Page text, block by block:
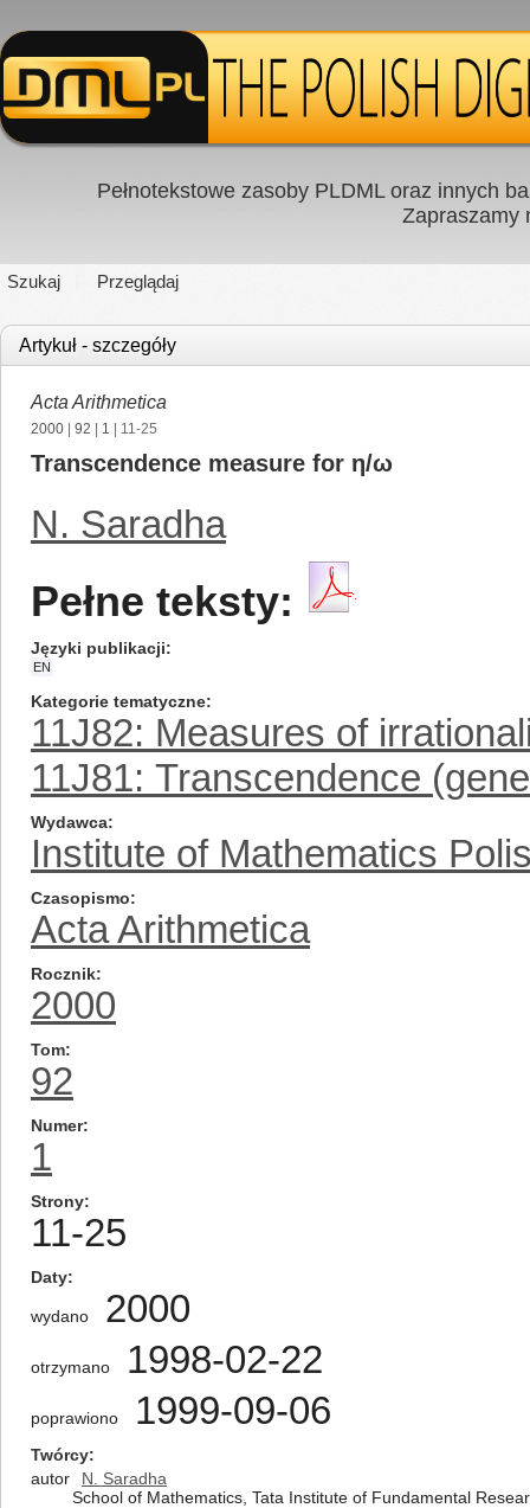
Pełnotekstowe zasoby PLDML oraz innych
Zapraszamy
Szukaj Przeglądaj
Artykuł - szczegóły
Acta Arithmetica
2000 92 1 | 11-25
Transcendence measure for η/ω
N. Saradha
Pełne teksty:
Języki publikacji
EN
Kategorie tematyczne
11J82: Measures of
11J81: Transcendence
Wydawca
Institute of Mathematics
Czasopismo
Acta Arithmetica
Rocznik
2000
Tom
92
Numer
1
Strony
11-25
Daty
wydano 2000
otrzymano 1998-02-22
poprawiono 1999-09-06
Twórcy
autor
N. Saradha
School of Mathematics, Tata Institute of Fundamental